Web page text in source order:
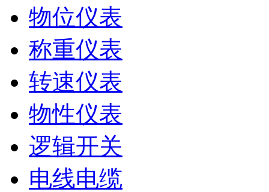
物位仪表
称重仪表
转速仪表
物性仪表
逻辑开关
电线电缆